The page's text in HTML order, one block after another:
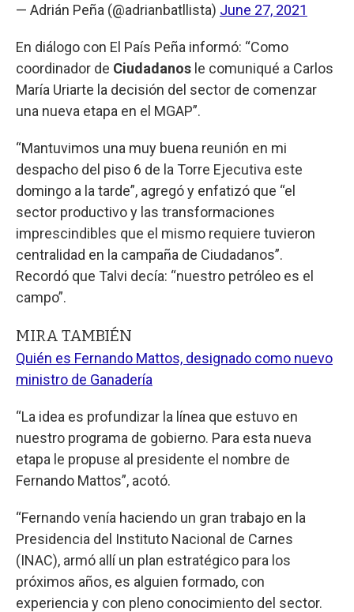
— Adrián Peña (@adrianbatllista) June 27, 2021
En diálogo con El País Peña informó: “Como
coordinador de Ciudadanos le comuniqué a Carlos
María Uriarte la decisión del sector de comenzar
una nueva etapa en el MGAP”.
“Mantuvimos una muy buena reunión en mi
despacho del piso 6 de la Torre Ejecutiva este
domingo a la tarde”, agregó y enfatizó que “el
sector productivo y las transformaciones
imprescindibles que el mismo requiere tuvieron
centralidad en la campaña de Ciudadanos”.
Recordó que Talvi decía: “nuestro petróleo es el
campo”.
MIRA TAMBIÉN
Quién es Fernando Mattos, designado como nuevo
ministro de Ganadería
“La idea es profundizar la línea que estuvo en
nuestro programa de gobierno. Para esta nueva
etapa le propuse al presidente el nombre de
Fernando Mattos”, acotó.
“Fernando venía haciendo un gran trabajo en la
Presidencia del Instituto Nacional de Carnes
(INAC), armó allí un plan estratégico para los
próximos años, es alguien formado, con
experiencia y con pleno conocimiento del sector.